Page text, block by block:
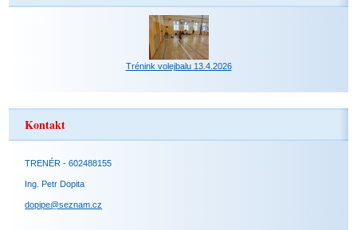
Trénink volejbalu 13.4.2026
Kontakt
TRENÉR - 602488155
Ing. Petr Dopita
dopipe@seznam.cz